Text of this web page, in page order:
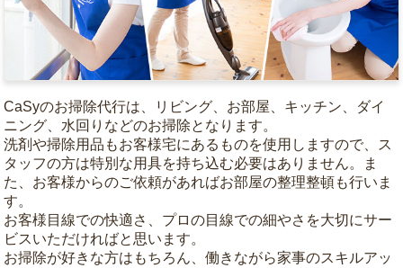
CaSyのお掃除代行は、リビング、お部屋、キッチン、ダイ
ニング、水回りなどのお掃除となります。
洗剤や掃除用品もお客様宅にあるものを使用しますので、ス
タッフの方は特別な用具を持ち込む必要はありません。ま
た、お客様からのご依頼があればお部屋の整理整頓も行いま
す。
お客様目線での快適さ、プロの目線での細やさを大切にサー
ビスいただければと思います。
お掃除が好きな方はもちろん、働きながら家事のスキルアッ